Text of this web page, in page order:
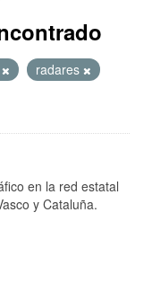
radares
en la red estatal
y Cataluña.